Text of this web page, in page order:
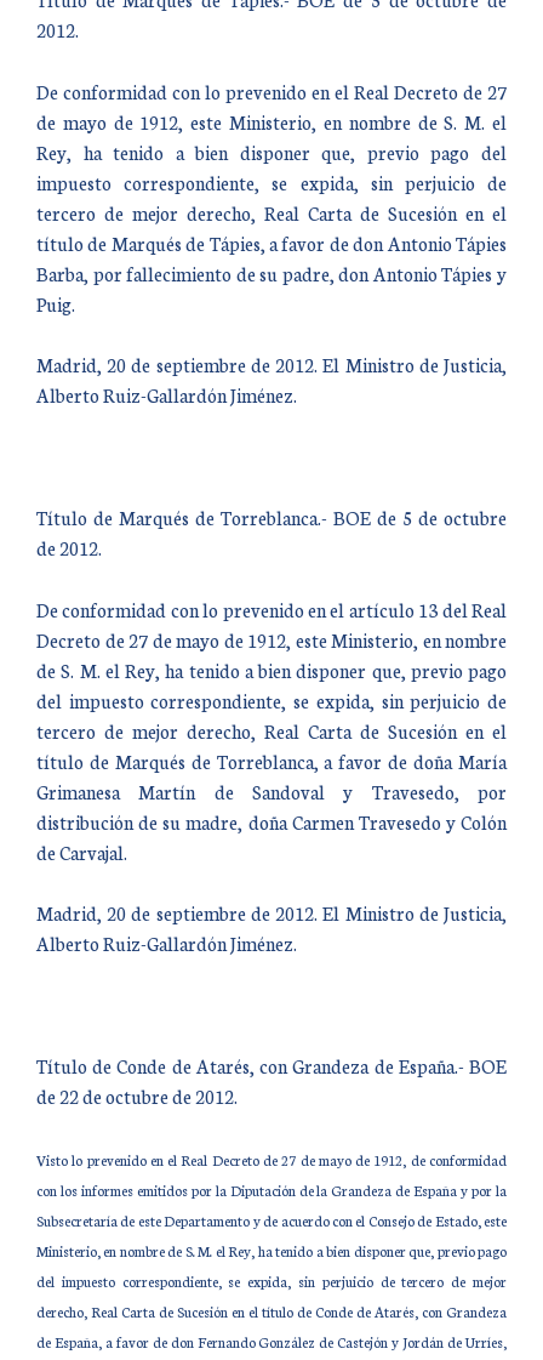
2012.
De conformidad con lo prevenido en el Real Decreto de 27
de mayo de 1912, este Ministerio, en nombre de S. M. el
Rey, ha tenido a bien disponer que, previo pago del
impuesto correspondiente, se expida, sin perjuicio de
tercero de mejor derecho, Real Carta de Sucesión en el
título de Marqués de Tápies, a favor de don Antonio Tápies
Barba, por fallecimiento de su padre, don Antonio Tápies y
Puig.
Madrid, 20 de septiembre de 2012. El Ministro de Justicia,
Alberto Ruiz-Gallardón Jiménez.
Título de Marqués de Torreblanca.- BOE de 5 de octubre
de 2012.
De conformidad con lo prevenido en el artículo 13 del Real
Decreto de 27 de mayo de 1912, este Ministerio, en nombre
de S. M. el Rey, ha tenido a bien disponer que, previo pago
del impuesto correspondiente, se expida, sin perjuicio de
tercero de mejor derecho, Real Carta de Sucesión en el
título de Marqués de Torreblanca, a favor de doña María
Grimanesa Martín de Sandoval y Travesedo, por
distribución de su madre, doña Carmen Travesedo y Colón
de Carvajal.
Madrid, 20 de septiembre de 2012. El Ministro de Justicia,
Alberto Ruiz-Gallardón Jiménez.
Título de Conde de Atarés, con Grandeza de España.- BOE
de 22 de octubre de 2012.
Visto lo prevenido en el Real Decreto de 27 de mayo de 1912, de conformidad
con los informes emitidos por la Diputación de la Grandeza de España y por la
Subsecretaría de este Departamento y de acuerdo con el Consejo de Estado, este
Ministerio, en nombre de S. M. el Rey, ha tenido a bien disponer que, previo pago
del impuesto correspondiente, se expida, sin perjuicio de tercero de mejor
derecho, Real Carta de Sucesión en el título de Conde de Atarés, con Grandeza
de España, a favor de don Fernando González de Castejón y Jordán de Urríes,